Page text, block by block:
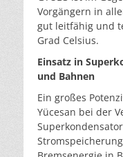
Vorgängern in
gut leitfähig und
Grad Celsius.
Einsatz in
und Bahnen
Ein großes
Yücesan bei der